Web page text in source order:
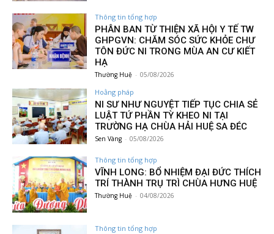
Thông tin tổng hợp
PHÂN BAN TỪ THIỆN XÃ HỘI Y TẾ TW
GHPGVN: CHĂM SÓC SỨC KHỎE CHƯ
TÔN ĐỨC NI TRONG MÙA AN CƯ KIẾT
HẠ
Thường Huệ - 05/08/2026
Hoằng pháp
NI SƯ NHƯ NGUYỆT TIẾP TỤC CHIA SẺ
LUẬT TỨ PHẦN TỲ KHEO NI TẠI
TRƯỜNG HẠ CHÙA HẢI HUỆ SA ĐÉC
Sen Vàng - 05/08/2026
Thông tin tổng hợp
VĨNH LONG: BỔ NHIỆM ĐẠI ĐỨC THÍCH
TRÍ THÀNH TRỤ TRÌ CHÙA HƯNG HUỆ
Thường Huệ - 04/08/2026
Thông tin tổng hợp